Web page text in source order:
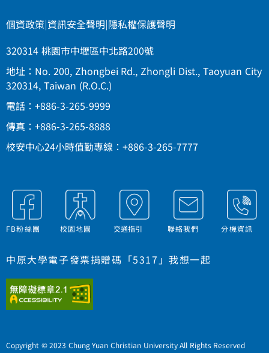
個資政策|資訊安全聲明|隱私權保護聲明
320314 桃園市中壢區中北路200號
地址：No. 200, Zhongbei Rd., Zhongli Dist., Taoyuan City
320314, Taiwan (R.O.C.)
電話：+886-3-265-9999
傳真：+886-3-265-8888
校安中心24小時值勤專線：+886-3-265-7777
FB粉絲團 校園地圖 交通指引 聯絡我們 分機資訊
中原大學電子發票捐贈碼「5317」我想一起
Copyright © 2023 Chung Yuan Christian University All Rights Reserved